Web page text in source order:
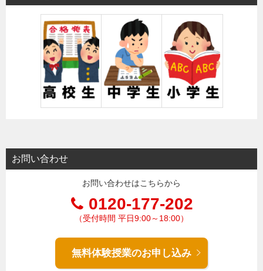
お問い合わせ
お問い合わせはこちらから
0120-177-202
（受付時間 平日9:00～18:00）
無料体験授業のお申し込み